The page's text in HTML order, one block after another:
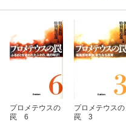
プロメテウスの
罠 6
プロメテウスの
罠 3